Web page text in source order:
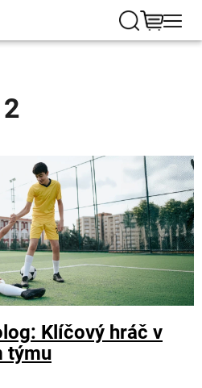
Hledat
Klíčový hráč v
týmu